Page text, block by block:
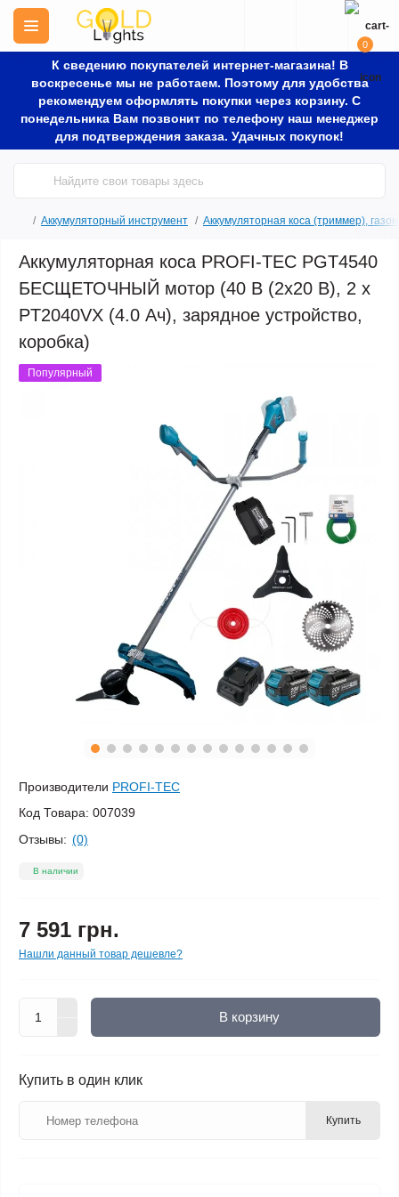
К сведению покупателей интернет-магазина! В
воскресенье мы не работаем. Поэтому для удобства
рекомендуем оформлять покупки через корзину. С
понедельника Вам позвонит по телефону наш менеджер
для подтверждения заказа. Удачных покупок!
0
Аккумуляторный инструмент Аккумуляторная коса (триммер),
Аккумуляторная коса PROFI-TEC PGT4540
БЕСЩЕТОЧНЫЙ мотор (40 В (2x20 В), 2 х
PT2040VX (4.0 Ач), зарядное устройство,
коробка)
Популярный
Производители PROFI-TEC
Код Товара: 007039
Отзывы: (0)
В наличии
7 591 грн.
Нашли данный товар дешевле?
В корзину
Купить в один клик
Купить